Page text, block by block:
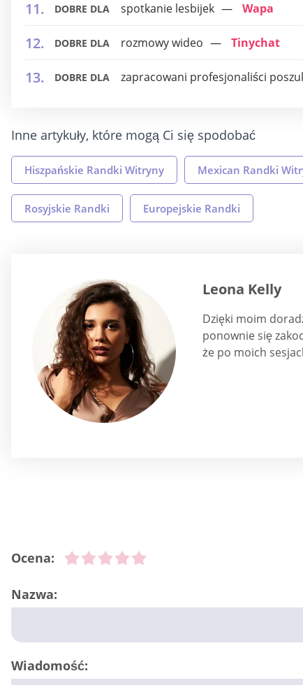
DOBRE DLA spotkanie lesbijek Wapa
DOBRE DLA rozmowy wideo Tinychat
DOBRE DLA zapracowani profesjonaliści
Inne artykuły, które mogą Ci się spodobać
Hiszpańskie Randki Witryny Mexican Randki
Rosyjskie Randki Europejskie Randki
Leona Kelly
Dzięki moim
ponownie się
że po moich
Ocena:
Nazwa:
Wiadomość: